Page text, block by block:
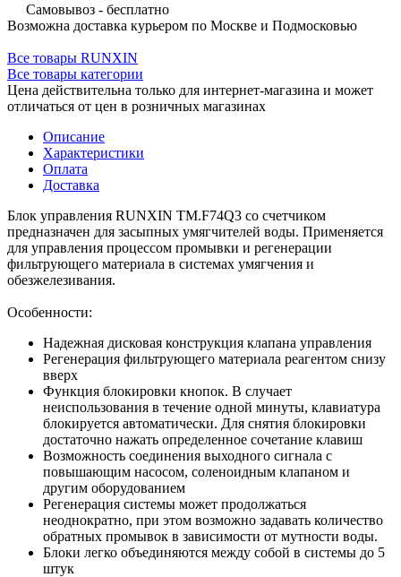
Самовывоз - бесплатно
Возможна доставка курьером по Москве и Подмосковью
Все товары RUNXIN
Все товары категории
Цена действительна только для интернет-магазина и может
отличаться от цен в розничных магазинах
Описание
Характеристики
Оплата
Доставка
Блок управления RUNXIN TM.F74Q3 со счетчиком
предназначен для засыпных умягчителей воды. Применяется
для управления процессом промывки и регенерации
фильтрующего материала в системах умягчения и
обезжелезивания.
Особенности:
Надежная дисковая конструкция клапана управления
Регенерация фильтрующего материала реагентом снизу
вверх
Функция блокировки кнопок. В случает
неиспользования в течение одной минуты, клавиатура
блокируется автоматически. Для снятия блокировки
достаточно нажать определенное сочетание клавиш
Возможность соединения выходного сигнала с
повышающим насосом, соленоидным клапаном и
другим оборудованием
Регенерация системы может продолжаться
неоднократно, при этом возможно задавать количество
обратных промывок в зависимости от мутности воды.
Блоки легко объединяются между собой в системы до 5
штук